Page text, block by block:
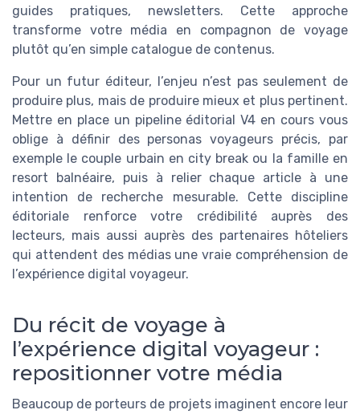
guides pratiques, newsletters. Cette approche
transforme votre média en compagnon de voyage
plutôt qu’en simple catalogue de contenus.
Pour un futur éditeur, l’enjeu n’est pas seulement de
produire plus, mais de produire mieux et plus pertinent.
Mettre en place un pipeline éditorial V4 en cours vous
oblige à définir des personas voyageurs précis, par
exemple le couple urbain en city break ou la famille en
resort balnéaire, puis à relier chaque article à une
intention de recherche mesurable. Cette discipline
éditoriale renforce votre crédibilité auprès des
lecteurs, mais aussi auprès des partenaires hôteliers
qui attendent des médias une vraie compréhension de
l’expérience digital voyageur.
Du récit de voyage à
l’expérience digital voyageur :
repositionner votre média
Beaucoup de porteurs de projets imaginent encore leur